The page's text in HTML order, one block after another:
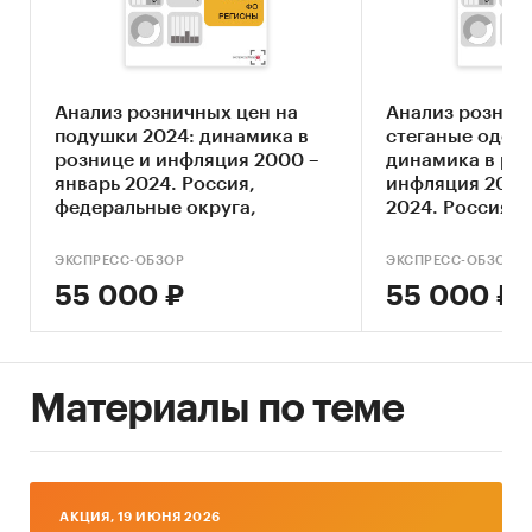
Экономические характеристики рынка
Оценка степени конкуренции
Прогнозы отрасли
Методология прогнозирования
Источники информации:
Базы данных государственных органов
Данные Федеральной налоговой службы
Официальные интернет-порталы правовой
информации
Отчетность эмитентов
Анализ розничных цен на
подушки 2024: динамика в
рознице и инфляция 2000 –
январь 2024. Россия,
федеральные округа,
ЭКСПРЕСС-ОБЗОР
55 000 ₽
Анализ
стеганые
динамика в
инфляция
2024. Россия,
ЭКСПРЕСС-ОБЗОР
55 000 ₽
Материалы по теме
AКЦИЯ, 19 ИЮНЯ 2026